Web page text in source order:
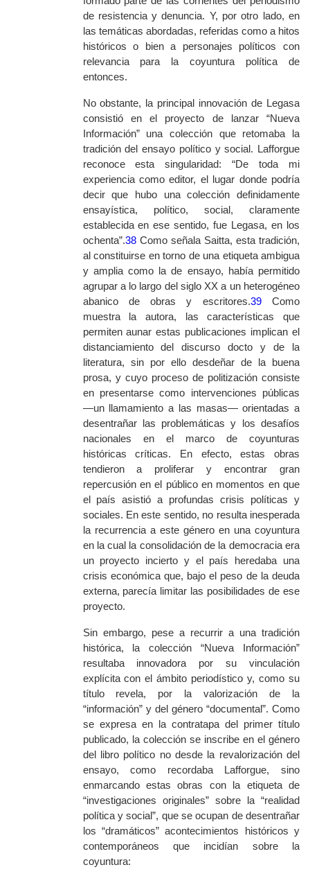
de resistencia y denuncia. Y, por otro lado, en
las temáticas abordadas, referidas como a hitos
históricos o bien a personajes políticos con
relevancia para la coyuntura política de
entonces.
No obstante, la principal innovación de Legasa
consistió en el proyecto de lanzar “Nueva
Información” una colección que retomaba la
tradición del ensayo político y social. Lafforgue
reconoce esta singularidad: “De toda mi
experiencia como editor, el lugar donde podría
decir que hubo una colección definidamente
ensayística, político, social, claramente
establecida en ese sentido, fue Legasa, en los
ochenta”.38 Como señala Saitta, esta tradición,
al constituirse en torno de una etiqueta ambigua
y amplia como la de ensayo, había permitido
agrupar a lo largo del siglo XX a un heterogéneo
abanico de obras y escritores.39Como
muestra la autora, las características que
permiten aunar estas publicaciones implican el
distanciamiento del discurso docto y de la
literatura, sin por ello desdeñar de la buena
prosa, y cuyo proceso de politización consiste
en presentarse como intervenciones públicas
—un llamamiento a las masas— orientadas a
desentrañar las problemáticas y los desafíos
nacionales en el marco de coyunturas
históricas críticas. En efecto, estas obras
tendieron a proliferar y encontrar gran
repercusión en el público en momentos en que
el país asistió a profundas crisis políticas y
sociales. En este sentido, no resulta inesperada
la recurrencia a este género en una coyuntura
en la cual la consolidación de la democracia era
un proyecto incierto y el país heredaba una
crisis económica que, bajo el peso de la deuda
externa, parecía limitar las posibilidades de ese
proyecto.
Sin embargo, pese a recurrir a una tradición
histórica, la colección “Nueva Información”
resultaba innovadora por su vinculación
explícita con el ámbito periodístico y, como su
título revela, por la valorización de la
“información” y del género “documental”. Como
se expresa en la contratapa del primer título
publicado, la colección se inscribe en el género
del libro político no desde la revalorización del
ensayo, como recordaba Lafforgue, sino
enmarcando estas obras con la etiqueta de
“investigaciones originales” sobre la “realidad
política y social”, que se ocupan de desentrañar
los “dramáticos” acontecimientos históricos y
contemporáneos que incidían sobre la
coyuntura: